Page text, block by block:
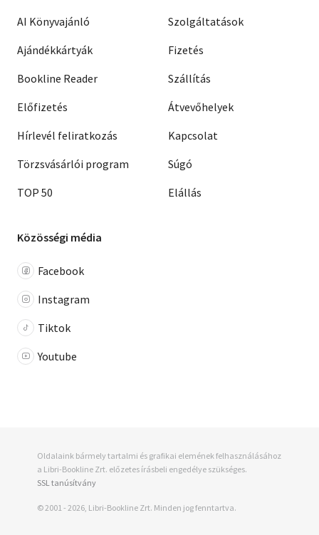
AI Könyvajánló
Ajándékkártyák
Bookline Reader
Előfizetés
Hírlevél feliratkozás
Törzsvásárlói program
TOP 50
Szolgáltatások
Fizetés
Szállítás
Átvevőhelyek
Kapcsolat
Súgó
Elállás
Közösségi média
Facebook
Instagram
Tiktok
Youtube
Oldalaink bármely tartalmi és grafikai elemének felhasználásához
a Libri-Bookline Zrt. előzetes írásbeli engedélye szükséges.
SSL tanúsítvány
© 2001 - 2026, Libri-Bookline Zrt. Minden jog fenntartva.